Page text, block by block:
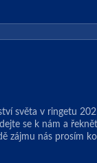
světa v ringetu
se k nám a
zájmu nás prosím